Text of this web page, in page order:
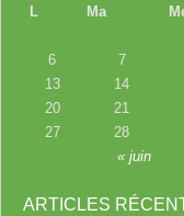
L
Ma
« juin
6
7
13
14
20
21
27
28
ARTICLES